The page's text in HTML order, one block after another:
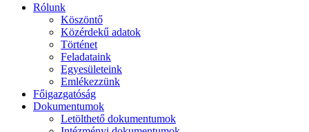
Rólunk
Köszöntő
Közérdekű adatok
Történet
Feladataink
Egyesületeink
Emlékezzünk
Főigazgatóság
Dokumentumok
Letölthető dokumentumok